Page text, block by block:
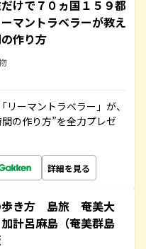
けで７０ヵ国１５９都
マントラベラーが教え
作り方
ーマントラベラー」が、
の作り方”を全力プレゼ
詳細を見る
き方 島旅 奄美大
呂麻島（奄美群島